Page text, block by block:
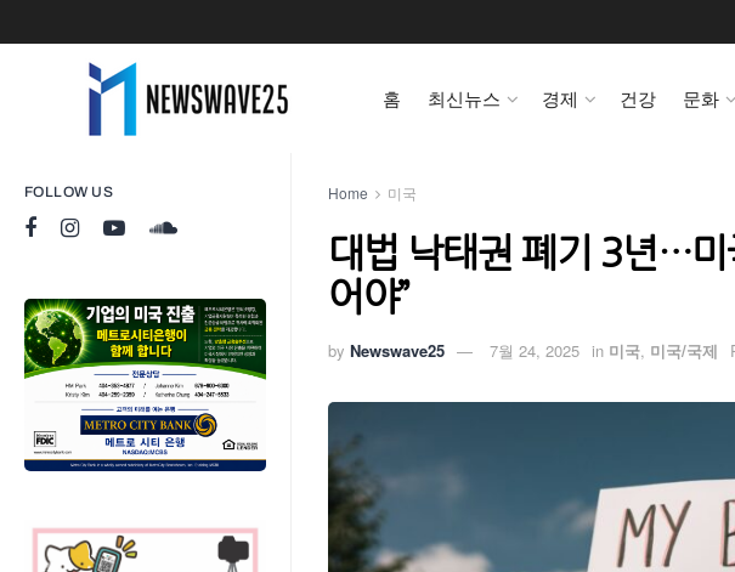
FOLLOW US
홈 최신뉴스 경제 건강 문화
Home 미국
대법 낙태권 폐기 3년…미
어야”
by Newswave25 7월 24, 2025 in 미국, 미국/국제